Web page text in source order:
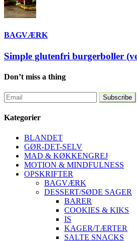
BAGVÆRK
Simple glutenfri burgerboller
Don’t miss a thing
Kategorier
BLANDET
GØR-DET-SELV
MAD & KØKKENGREJ
MOTION & MINDFULNESS
OPSKRIFTER
BAGVÆRK
DESSERT/SØDE SAGER
BARER
COOKIES & KIKS
IS
KAGER/TÆRTER
SALTE SNACKS